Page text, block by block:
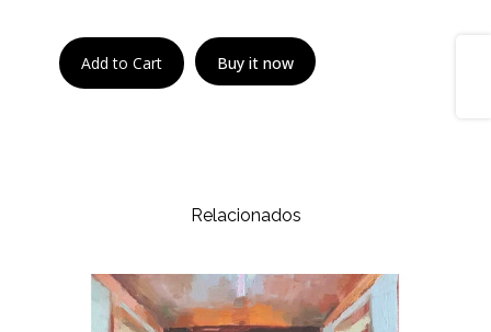
Add to Cart Buy it now
Relacionados